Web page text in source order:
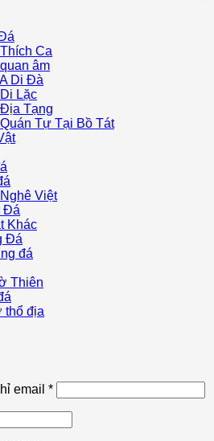
Ca
âm
Di Đà
Lặc
Tạng
Tự Tại Bồ Tát
Việt
Đá
Khác
Đá
đá
Thiên
thổ địa
email *